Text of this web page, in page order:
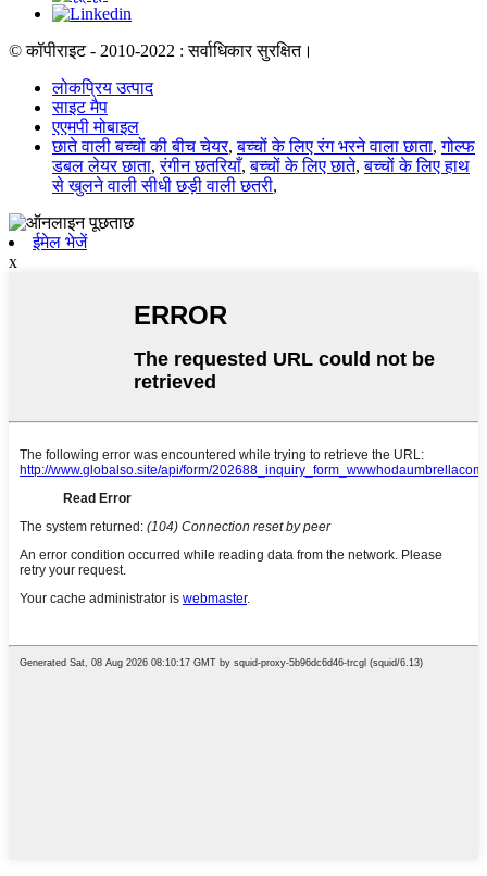
© कॉपीराइट - 2010-2022 : सर्वाधिकार सुरक्षित।
लोकप्रिय उत्पाद
साइट मैप
एएमपी मोबाइल
छाते वाली बच्चों की बीच चेयर,बच्चों के लिए रंग भरने वाला छाता,गोल्फ
डबल लेयर छाता,रंगीन छतरियाँ,बच्चों के लिए छाते,बच्चों के लिए हाथ
से खुलने वाली सीधी छड़ी वाली छतरी,
ईमेल भेजें
x